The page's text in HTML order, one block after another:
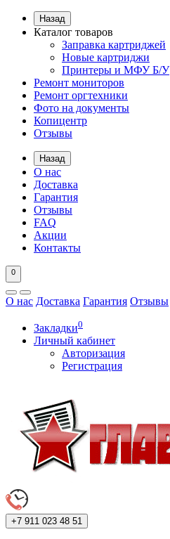
Назад
Каталог товаров
Заправка картриджей
Новые картриджи
Принтеры и МФУ Б/У
Ремонт мониторов
Ремонт оргтехники
Фото на документы
Копицентр
Отзывы
Назад
О нас
Доставка
Гарантия
Отзывы
FAQ
Акции
Контакты
0
О нас Доставка Гарантия Отзывы
Закладки0
Личный кабинет
Авторизация
Регистрация
+7 911 023 48 51